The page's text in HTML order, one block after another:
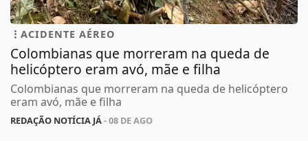
ACIDENTE AÉREO
Colombianas que morreram na queda de
helicóptero eram avó, mãe e filha
Colombianas que morreram na queda de helicóptero
eram avó, mãe e filha
REDAÇÃO NOTÍCIA JÁ- 08 DE AGO